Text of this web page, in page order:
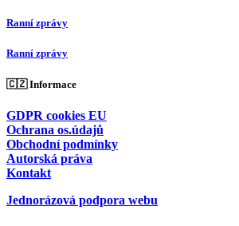
Ranní zprávy
Ranní zprávy
🇨🇿 Informace
GDPR cookies EU
Ochrana os.údajů
Obchodní podmínky
Autorská práva
Kontakt
Jednorázová podpora webu